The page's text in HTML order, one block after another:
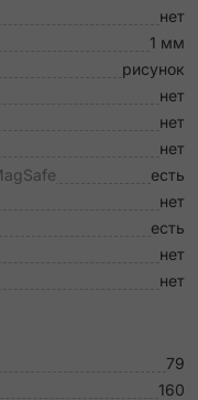
нет
1 мм
рисунок
нет
нет
нет
есть
нет
есть
нет
нет
79
160